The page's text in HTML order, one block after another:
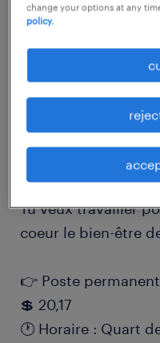
Vous avez de
production de
un rôle de
plein à Saint-
Tu veux travailler
coeur le bien-être
👉 Poste permanent
💲 20,17
🕐 Horaire : Quart
change your options at any
policy.